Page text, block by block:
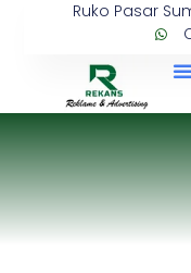
Ruko Pasar